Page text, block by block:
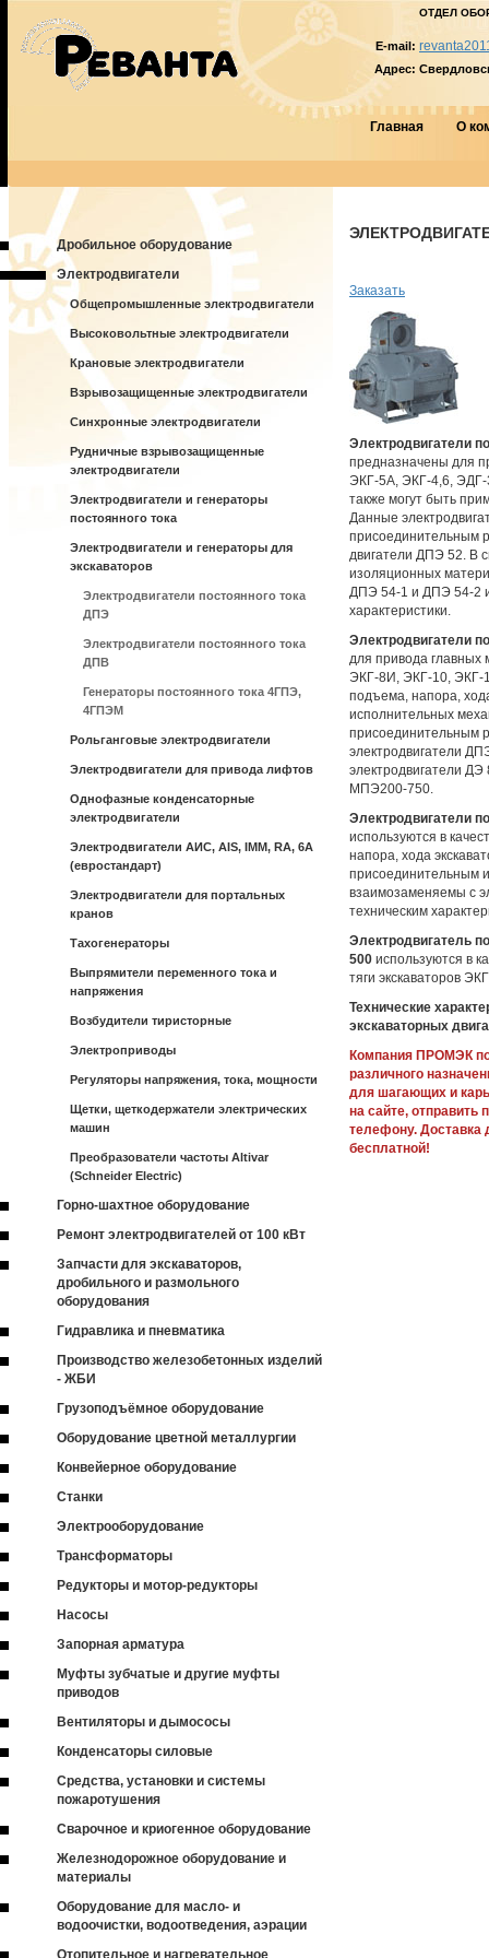
ОТДЕЛ
E-mail:
Адрес:
Главная О
Дробильное оборудование
Электродвигатели
Общепромышленные электродвигатели
Высоковольтные электродвигатели
Крановые электродвигатели
Взрывозащищенные электродвигатели
Синхронные электродвигатели
Рудничные взрывозащищенные
электродвигатели
Электродвигатели и генераторы
постоянного тока
Электродвигатели и генераторы для
экскаваторов
Электродвигатели постоянного тока
ДПЭ
Электродвигатели постоянного тока
ДПВ
Генераторы постоянного тока 4ГПЭ,
4ГПЭМ
Рольганговые электродвигатели
Электродвигатели для привода лифтов
Однофазные конденсаторные
электродвигатели
Электродвигатели АИС, AIS, IMM, RA, 6A
(евростандарт)
Электродвигатели для портальных
кранов
Тахогенераторы
Выпрямители переменного тока и
напряжения
Возбудители тиристорные
Электроприводы
Регуляторы напряжения, тока, мощности
Щетки, щеткодержатели электрических
машин
Преобразователи частоты Altivar
(Schneider Electric)
Горно-шахтное оборудование
Ремонт электродвигателей от 100 кВт
Запчасти для экскаваторов,
дробильного и размольного
оборудования
Гидравлика и пневматика
Производство железобетонных изделий
- ЖБИ
Грузоподъёмное оборудование
Оборудование цветной металлургии
Конвейерное оборудование
Станки
Электрооборудование
Трансформаторы
Редукторы и мотор-редукторы
Насосы
Запорная арматура
Муфты зубчатые и другие муфты
приводов
Вентиляторы и дымососы
Конденсаторы силовые
Средства, установки и системы
пожаротушения
Сварочное и криогенное оборудование
Железнодорожное оборудование и
материалы
Оборудование для масло- и
водоочистки, водоотведения, аэрации
Отопительное и нагревательное
Заказать
Электродвигатели
предназначены для
ЭКГ-5А, ЭКГ-4,6, ЭДГ-
также могут быть
Данные
присоединительным
двигатели ДПЭ 52. В
изоляционных
ДПЭ 54-1 и ДПЭ 54-2
характеристики.
Электродвигатели
для привода главных
ЭКГ-8И, ЭКГ-10, ЭКГ-
подъема, напора,
исполнительных
присоединительным
электродвигатели
электродвигатели ДЭ
МПЭ200-750.
Электродвигатели
используются в
напора, хода
присоединительным
взаимозаменяемы с
техническим
Электродвигатель
500 используются в
тяги экскаваторов
Технические
экскаваторных
Компания ПРОМЭК
различного
для шагающих и
на сайте, отправить
телефону. Доставка
бесплатной!